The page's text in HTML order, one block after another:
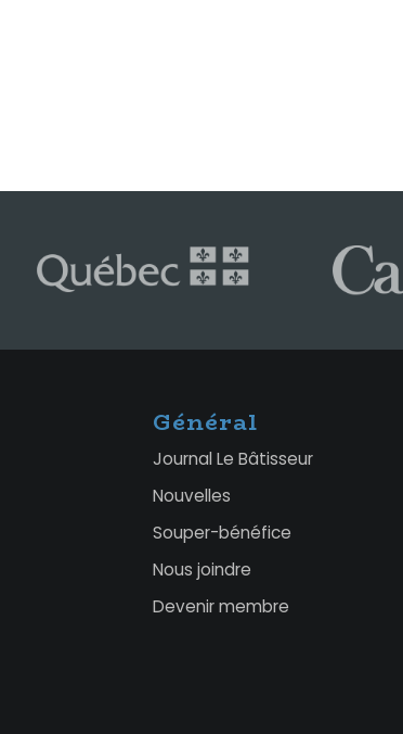
Général
Journal Le Bâtisseur
Nouvelles
Souper-bénéfice
Nous joindre
Devenir membre